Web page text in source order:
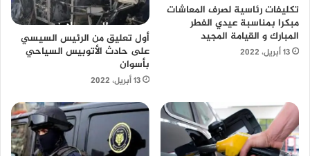
تكليفات رئاسية لصرف المعاشات
مبكرا بمناسبة عيدي الفطر
المبارك و القيامة المجيد
13 أبريل، 2022
أول تعليق من الرئيس السيسي
على حادث الأتوبيس السياحي
بأسوان
13 أبريل، 2022